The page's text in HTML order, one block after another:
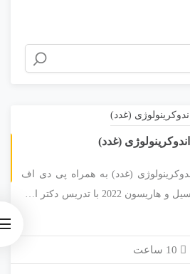
(غدد)
(غدد) به همراه پی دی اف
تدریس دوره بر اساس سیسیل و هاریسون 2022 با تدریس دکتر امید
مشاهده بر بستر اسپات پلیر و پلتفرم
اندروید؛آیفون و ....